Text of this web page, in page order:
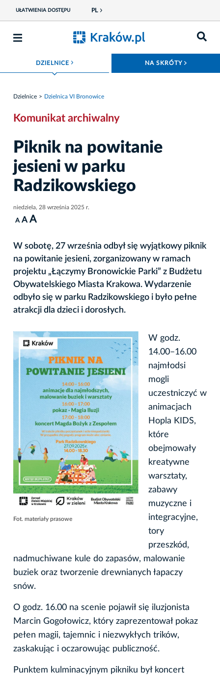
UŁATWIENIA DOSTĘPU PL
DZIELNICE ROZWIŃ MENU NA SKRÓTY
Dzielnice Dzielnica VI Bronowice
Komunikat archiwalny
Piknik na powitanie
jesieni w parku
Radzikowskiego
niedziela, 28 września 2025 r.
A A A
W sobotę, 27 września odbył się wyjątkowy piknik
na powitanie jesieni, zorganizowany w ramach
projektu „Łączymy Bronowickie Parki” z Budżetu
Obywatelskiego Miasta Krakowa. Wydarzenie
odbyło się w parku Radzikowskiego i było pełne
atrakcji dla dzieci i dorosłych.
Fot. materiały prasowe
W godz.
14.00–16.00
najmłodsi
mogli
uczestniczyć w
animacjach
Hopla KIDS,
które
obejmowały
kreatywne
warsztaty,
zabawy
muzyczne i
integracyjne,
tory
przeszkód,
nadmuchiwane kule do zapasów, malowanie
buziek oraz tworzenie drewnianych łapaczy
snów.
O godz. 16.00 na scenie pojawił się iluzjonista
Marcin Gogołowicz, który zaprezentował pokaz
pełen magii, tajemnic i niezwykłych trików,
zaskakując i oczarowując publiczność.
Punktem kulminacyjnym pikniku był koncert